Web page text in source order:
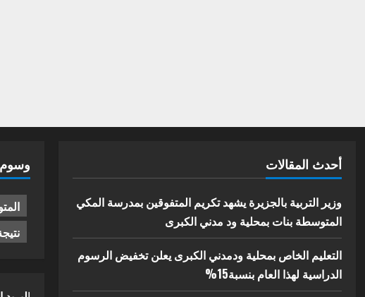
أحدث المقالات
وزير التربية بالجزيرة يشهد تكريم المتفوقين بمدرسة المكي
المتوسطة بنات بمحلية ود مدني الكبرى
التعليم الخاص بمحلية ودمدني الكبرى يعلن تخفيض الرسوم
الدراسية لهذا العام بنسبة15%
وسوم